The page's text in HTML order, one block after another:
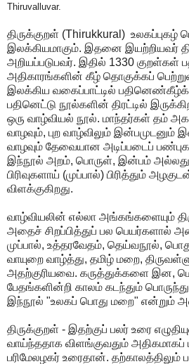
Thiruvalluvar.
திருக்குறள் (Thirukkural) உலகப்புகழ்
இலக்கியமாகும். இதனை இயற்றியவர்
அறியப்படுபவர். இதில் 1330 குறள்கள்
அதிகாரங்களின் கீழ் தொகுக்கப்
இலக்கிய வகைப்பாட்டில்
பதினெட்டு நூல்களின் திரட்டில்
ஒரு வாழ்வியல் நூல். மாந்தர்கள் தம்
வாழவும், புற வாழ்விலும் இன்பமுடனும்
வாழவும் தேவையான அடிப்படைப்
இந்நூல் அறம், பொருள், இன்பம் அல்லது
பிரிவுகளாய் (முப்பால்) பிரித்தும்
விளக்குகிறது.
வாழ்வியலின் எல்லா அங்கங்களையும்
அதைச் சிறப்பித்துப் பல பெயர்களால்
முப்பால், உத்தரவேதம், தெய்வநூல்,
வாயுறை வாழ்த்து, தமிழ் மறை,
அதற்குரியவை. கருத்துக்களை இன,
பேதங்களின்றி காலம் கடந்தும்
இந்நூல் "உலகப் பொது மறை" என்றும்
திருக்குறள் - இதற்குப் பலர் உரை
வாய்ந்ததாக விளங்குவதும் அதிகமாகப்
பரிமேலழகர் உரைதான். தற்காலத்திலும்